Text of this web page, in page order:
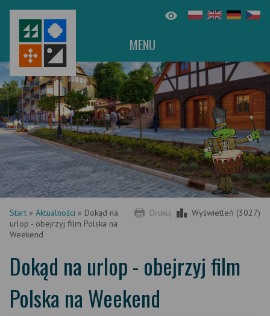
MENU
Drukuj Wyświetleń (3027)
Start » Aktualności » Dokąd na
urlop - obejrzyj film Polska na
Weekend
Dokąd na urlop - obejrzyj film
Polska na Weekend